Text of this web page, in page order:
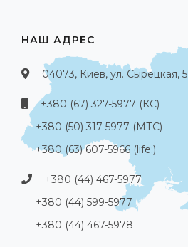
НАШ АДРЕС
04073, Киев, ул. Сырецкая, 5
+380 (67) 327-5977 (КС)
+380 (50) 317-5977 (МТС)
+380 (63) 607-5966 (life:)
+380 (44) 467-5977
+380 (44) 599-5977
+380 (44) 467-5978